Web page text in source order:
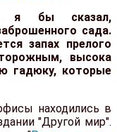
я бы сказал,
сада.
запах прелого
высока
гадюку, которые
находились в
"Другой мир".